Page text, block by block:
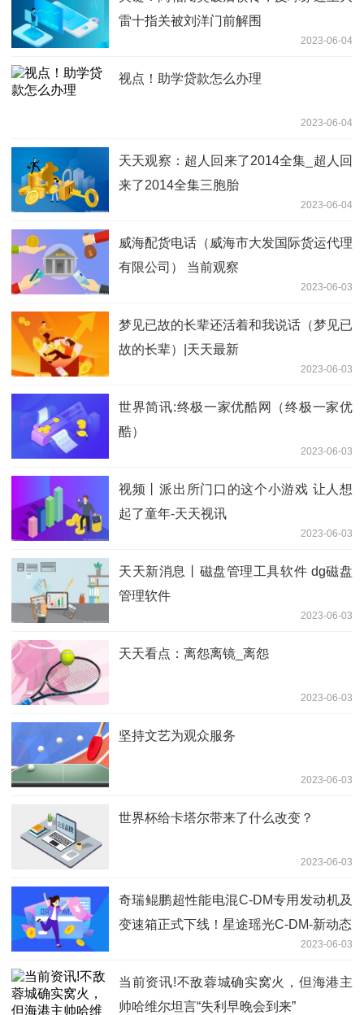
雷十指关被刘洋门前解围
2023-06-04
视点！助学贷款怎么办理
2023-06-04
天天观察：超人回来了2014全集_超人回
来了2014全集三胞胎
2023-06-04
威海配货电话（威海市大发国际货运代理
有限公司） 当前观察
2023-06-03
梦见已故的长辈还活着和我说话（梦见已
故的长辈）|天天最新
2023-06-03
世界简讯:终极一家优酷网（终极一家优
酷）
2023-06-03
视频丨派出所门口的这个小游戏 让人想
起了童年-天天视讯
2023-06-03
天天新消息丨磁盘管理工具软件 dg磁盘
管理软件
2023-06-03
天天看点：离怨离镜_离怨
2023-06-03
坚持文艺为观众服务
2023-06-03
世界杯给卡塔尔带来了什么改变？
2023-06-03
奇瑞鲲鹏超性能电混C-DM专用发动机及
变速箱正式下线！星途瑶光C-DM-新动态
2023-06-03
当前资讯!不敌蓉城确实窝火，但海港主
帅哈维尔坦言“失利早晚会到来”